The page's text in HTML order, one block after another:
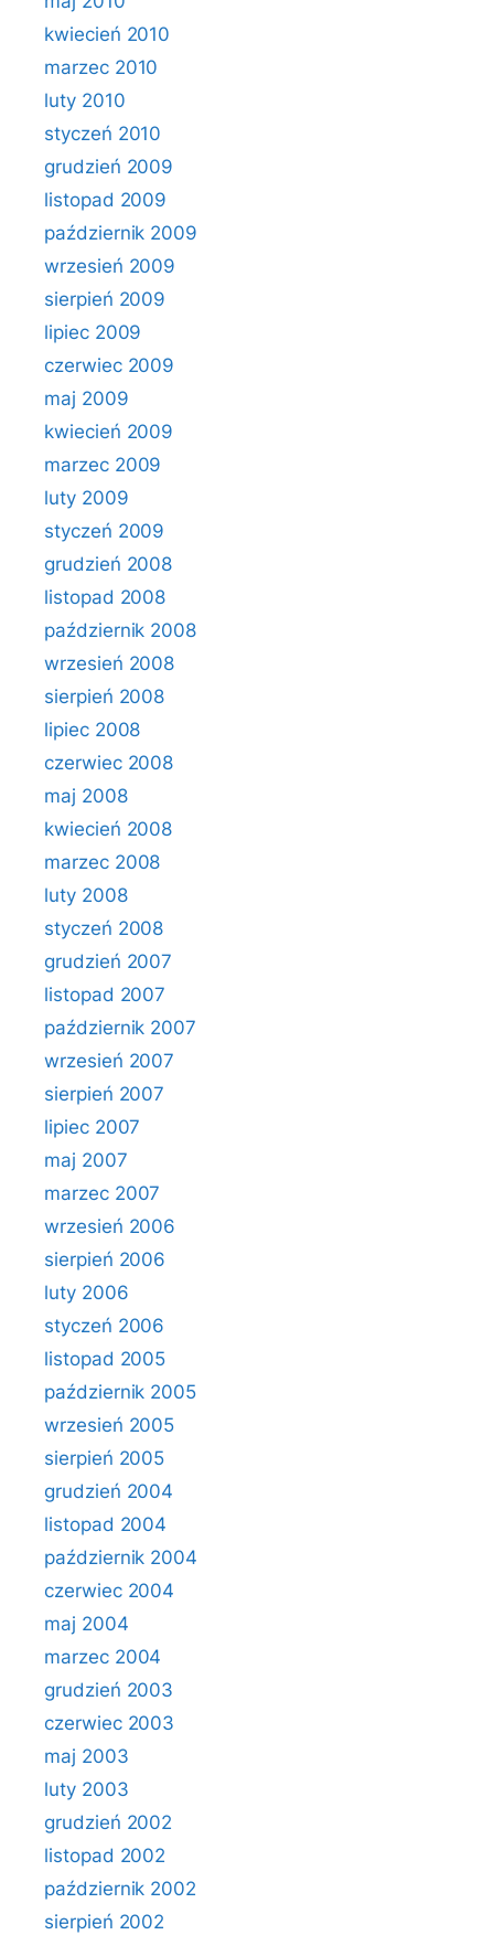
kwiecień 2010
marzec 2010
luty 2010
styczeń 2010
grudzień 2009
listopad 2009
październik 2009
wrzesień 2009
sierpień 2009
lipiec 2009
czerwiec 2009
maj 2009
kwiecień 2009
marzec 2009
luty 2009
styczeń 2009
grudzień 2008
listopad 2008
październik 2008
wrzesień 2008
sierpień 2008
lipiec 2008
czerwiec 2008
maj 2008
kwiecień 2008
marzec 2008
luty 2008
styczeń 2008
grudzień 2007
listopad 2007
październik 2007
wrzesień 2007
sierpień 2007
lipiec 2007
maj 2007
marzec 2007
wrzesień 2006
sierpień 2006
luty 2006
styczeń 2006
listopad 2005
październik 2005
wrzesień 2005
sierpień 2005
grudzień 2004
listopad 2004
październik 2004
czerwiec 2004
maj 2004
marzec 2004
grudzień 2003
czerwiec 2003
maj 2003
luty 2003
grudzień 2002
listopad 2002
październik 2002
sierpień 2002